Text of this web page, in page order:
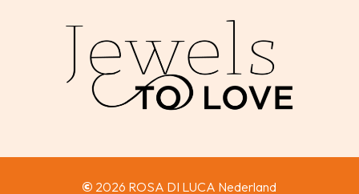
© 2026 ROSA DI LUCA Nederland